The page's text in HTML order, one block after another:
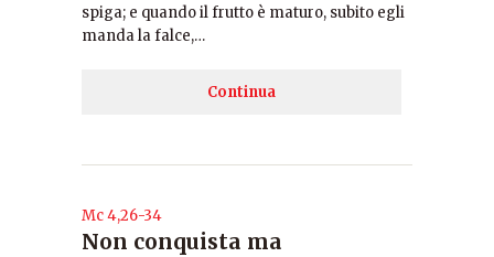
spiga; e quando il frutto è maturo, subito egli
manda la falce,…
Continua
Mc 4,26-34
Non conquista ma